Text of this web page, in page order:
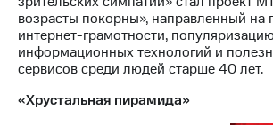
возрасты покорны», направленный
интернет-грамотности,
информационных технологий и
сервисов среди людей старше 40 лет.
«Хрустальная пирамида»